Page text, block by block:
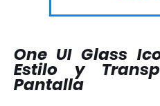
One UI Glass
Estilo y
Pantalla